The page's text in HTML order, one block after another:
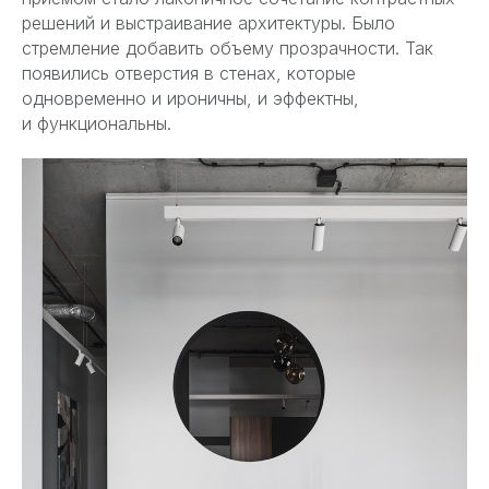
решений и выстраивание архитектуры. Было
стремление добавить объему прозрачности. Так
появились отверстия в стенах, которые
одновременно и ироничны, и эффектны,
и функциональны.